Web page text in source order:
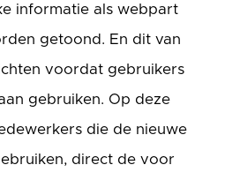
informatie als webpart
getoond. En dit van
voordat gebruikers
gebruiken. Op deze
die de nieuwe
direct de voor